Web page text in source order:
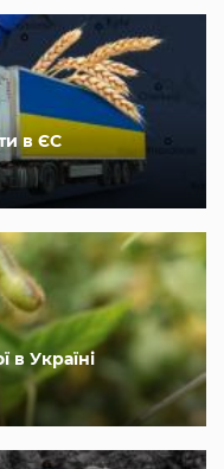
в ЄС
в Україні